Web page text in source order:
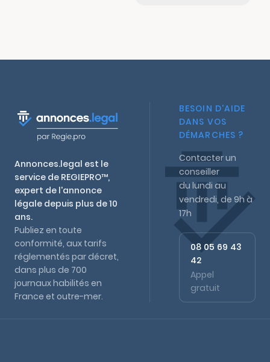
Annonces.legal est le
service de REGIEPRO™,
expert de l'annonce
légale depuis plus de 10
ans.
Publiez en toute
conformité, aux tarifs
réglementés par décret,
dans plus de 700
journaux habilités en
France et outre-mer.
BESOIN D'AIDE
DANS VOS
DÉMARCHES ?
Contacter un
conseiller
du lundi au
vendredi, de 9h à
17h
08 05 69 43
42
Appel
gratuit